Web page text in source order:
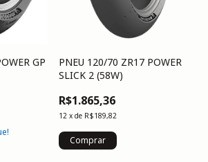
GP
PNEU 120/70 ZR17 POWER
SLICK 2 (58W)
R$1.865,36
12 x de R$189,82